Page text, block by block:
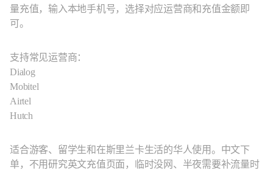
量充值，输入本地手机号，选择对应运营商和充值金额即
可。
支持常见运营商：
Dialog
Mobitel
Airtel
Hutch
适合游客、留学生和在斯里兰卡生活的华人使用。中文下
单，不用研究英文充值页面，临时没网、半夜需要补流量时